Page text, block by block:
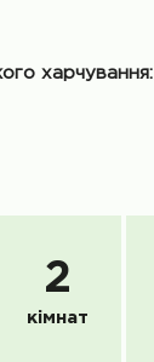
харчування:
2
кімнат